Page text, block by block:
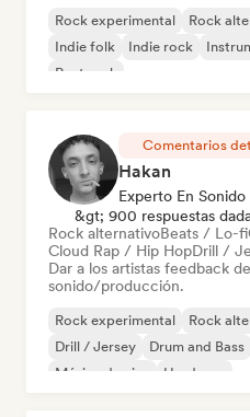
Rock experimental Rock
Indie folk
Indie rock
Post rock
Comentarios
Hakan
Experto En Sonido
&gt; 900 respuestas
Rock alternativoBeats / Lo-fi
Cloud Rap / Hip HopDrill /
Dar a los artistas feedback
sonido/producción.
Rock experimental Rock
Drill / Jersey
Drum and Bass
Música de cine
Hardcore